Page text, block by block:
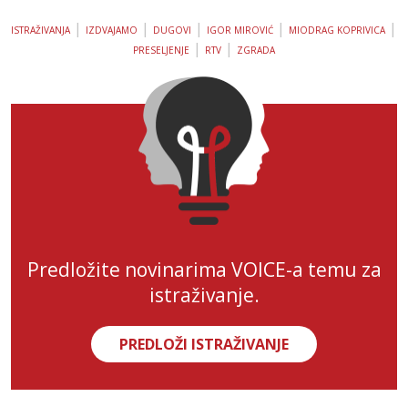
ISTRAŽIVANJA| IZDVAJAMO | DUGOVI | IGOR MIROVIĆ | MIODRAG KOPRIVICA|
PRESELJENJE | RTV | ZGRADA
Predložite novinarima VOICE-a temu za
istraživanje.
PREDLOŽI ISTRAŽIVANJE